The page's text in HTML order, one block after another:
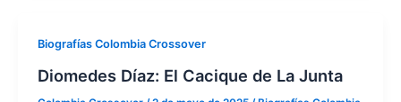
Biografías Colombia Crossover
Diomedes Díaz: El Cacique de La Junta
Diomedes
El